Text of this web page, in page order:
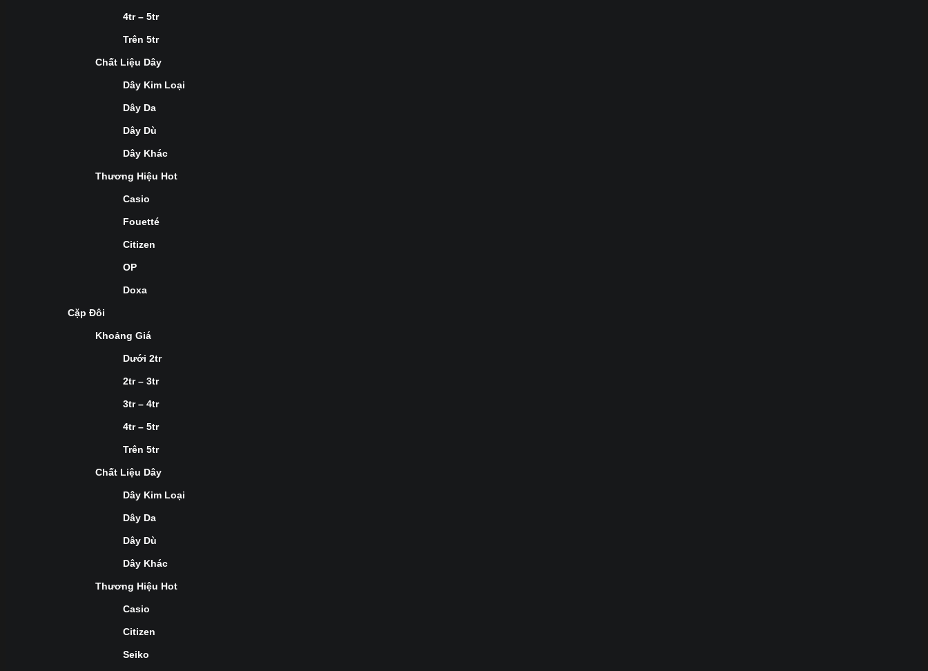
4tr – 5tr
Trên 5tr
Chất Liệu Dây
Dây Kim Loại
Dây Da
Dây Dù
Dây Khác
Thương Hiệu Hot
Casio
Fouetté
Citizen
OP
Doxa
Cặp Đôi
Khoảng Giá
Dưới 2tr
2tr – 3tr
3tr – 4tr
4tr – 5tr
Trên 5tr
Chất Liệu Dây
Dây Kim Loại
Dây Da
Dây Dù
Dây Khác
Thương Hiệu Hot
Casio
Citizen
Seiko